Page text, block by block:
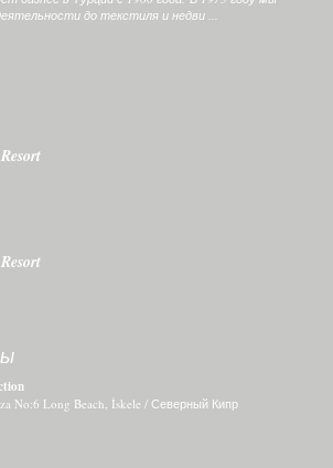
до текстиля и недви ...
No:6 Long Beach, İskele / Северный Кипр